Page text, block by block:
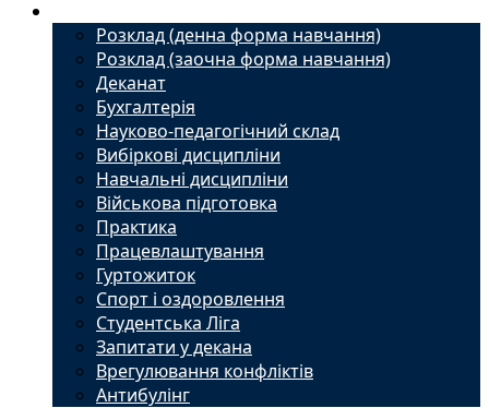
Розклад (денна форма навчання)
Розклад (заочна форма навчання)
Деканат
Бухгалтерія
Науково-педагогічний склад
Вибіркові дисципліни
Навчальні дисципліни
Військова підготовка
Практика
Працевлаштування
Гуртожиток
Спорт і оздоровлення
Студентська Ліга
Запитати у декана
Врегулювання конфліктів
Антибулінг